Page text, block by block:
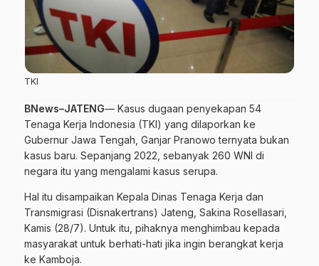
TKI
BNews–JATENG— Kasus dugaan penyekapan 54
Tenaga Kerja Indonesia (TKI) yang dilaporkan ke
Gubernur Jawa Tengah, Ganjar Pranowo ternyata bukan
kasus baru. Sepanjang 2022, sebanyak 260 WNI di
negara itu yang mengalami kasus serupa.
Hal itu disampaikan Kepala Dinas Tenaga Kerja dan
Transmigrasi (Disnakertrans) Jateng, Sakina Rosellasari,
Kamis (28/7). Untuk itu, pihaknya menghimbau kepada
masyarakat untuk berhati-hati jika ingin berangkat kerja
ke Kamboja.